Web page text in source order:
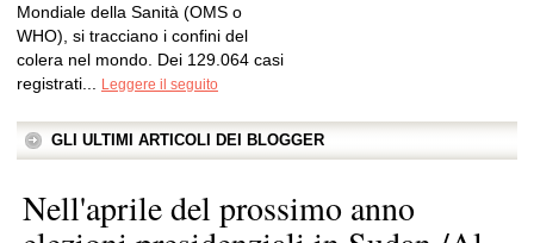
Mondiale della Sanità (OMS o
WHO), si tracciano i confini del
colera nel mondo. Dei 129.064 casi
registrati...
Leggere il seguito
GLI ULTIMI ARTICOLI DEI BLOGGER
Nell'aprile del prossimo anno